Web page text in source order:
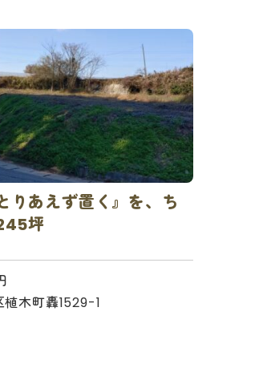
あえず置く』を、ち
坪
木町轟1529-1